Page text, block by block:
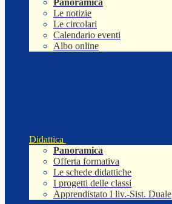
Panoramica
Le notizie
Le circolari
Calendario eventi
Albo online
Didattica
Panoramica
Offerta formativa
Le schede didattiche
I progetti delle classi
Apprendistato I liv.-Sist. Duale